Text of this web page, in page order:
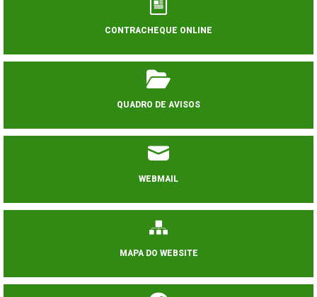
CONTRACHEQUE ONLINE
QUADRO DE AVISOS
WEBMAIL
MAPA DO WEBSITE